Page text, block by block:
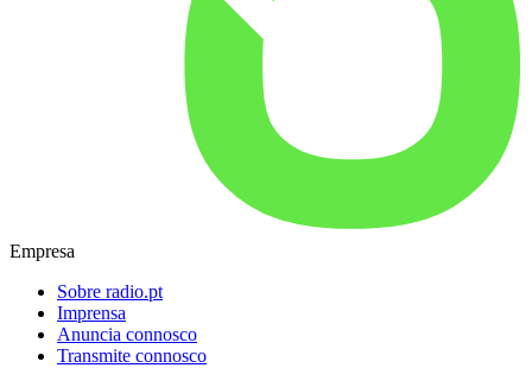
Empresa
Sobre radio.pt
Imprensa
Anuncia connosco
Transmite connosco